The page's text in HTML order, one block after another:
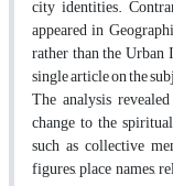
city identities.
appeared in
rather than the
single article on the
The analysis
change to the
such as collective
figures, place names,